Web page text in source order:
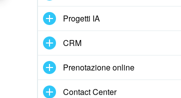
Progetti IA
CRM
Prenotazione online
Contact Center